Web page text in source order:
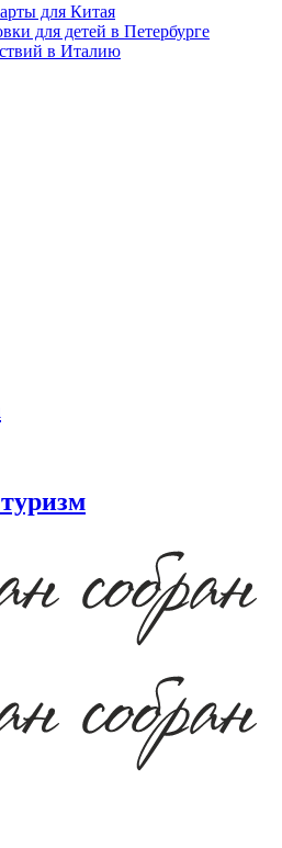
для Китая
для детей в Петербурге
в Италию